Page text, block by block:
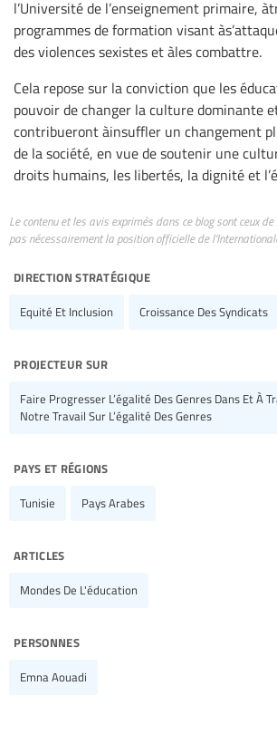
l’Université de l’enseignement primaire,
programmes de formation visant
des violences sexistes et àles combattre.
Cela repose sur la conviction que les
pouvoir de changer la culture dominante et
contribueront àinsuffler un changement
de la société, en vue de soutenir une
droits humains, les libertés, la dignité et
Le contenu et les avis exprimés dans ce blog sont ceux
pas nécessairement la position officielle de
direction stratégique
Equité Et Inclusion Croissance Des Syndicats
projecteur sur
Faire Progresser L’égalité Des Genres Dans Et À
Notre Travail Sur L’égalité Des Genres
pays et régions
Tunisie Pays Arabes
articles
Mondes De L'éducation
personnes
Emna Aouadi